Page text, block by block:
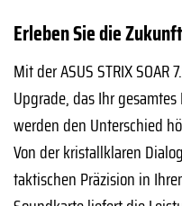
Erleben Sie die
Mit der ASUS STRIX
Upgrade, das Ihr
werden den Unterschied
Von der kristallklaren
taktischen Präzision in